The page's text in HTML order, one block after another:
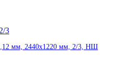
мм, 2440x1220 мм, 2/3, НШ